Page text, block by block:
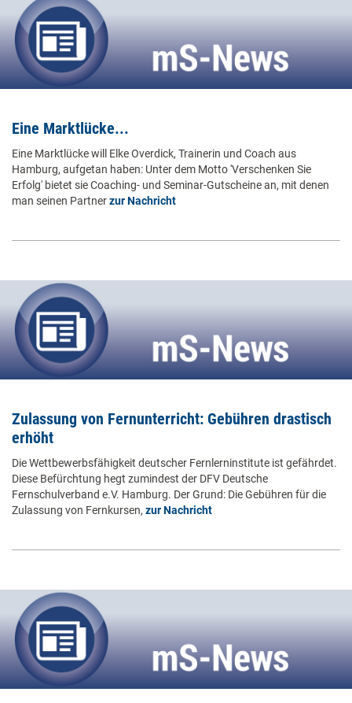
Eine Marktlücke...
Eine Marktlücke will Elke Overdick, Trainerin und Coach aus
Hamburg, aufgetan haben: Unter dem Motto 'Verschenken Sie
Erfolg' bietet sie Coaching- und Seminar-Gutscheine an, mit denen
man seinen Partnerzur Nachricht
Zulassung von Fernunterricht: Gebühren drastisch
erhöht
Die Wettbewerbsfähigkeit deutscher Fernlerninstitute ist gefährdet.
Diese Befürchtung hegt zumindest der DFV Deutsche
Fernschulverband e.V. Hamburg. Der Grund: Die Gebühren für die
Zulassung von Fernkursen, zur Nachricht